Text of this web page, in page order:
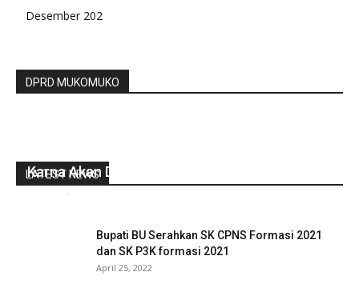
Desember 202
DPRD MUKOMUKO
LATEST NEWS
Karna Akan Di Lakukan Perbaikan
-
Bupati BU Serahkan SK CPNS Formasi 2021
dan SK P3K formasi 2021
April 25, 2022